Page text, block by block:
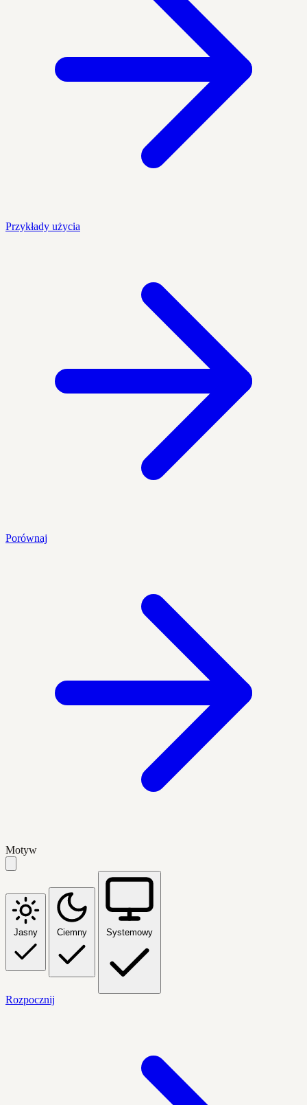
Przykłady użycia
Porównaj
Motyw
Jasny Ciemny Systemowy
Rozpocznij